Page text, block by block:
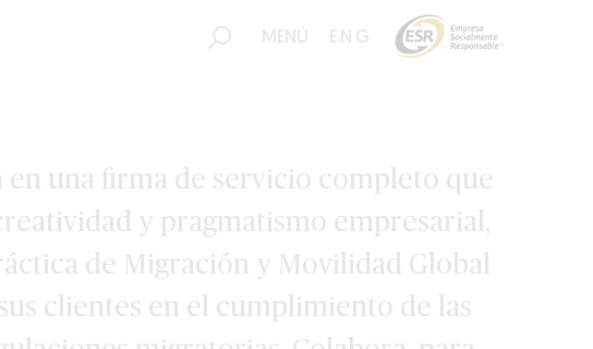
MENÚ ENG
en una firma de servicio completo que
y pragmatismo empresarial,
de Migración y Movilidad Global
clientes en el cumplimiento de las